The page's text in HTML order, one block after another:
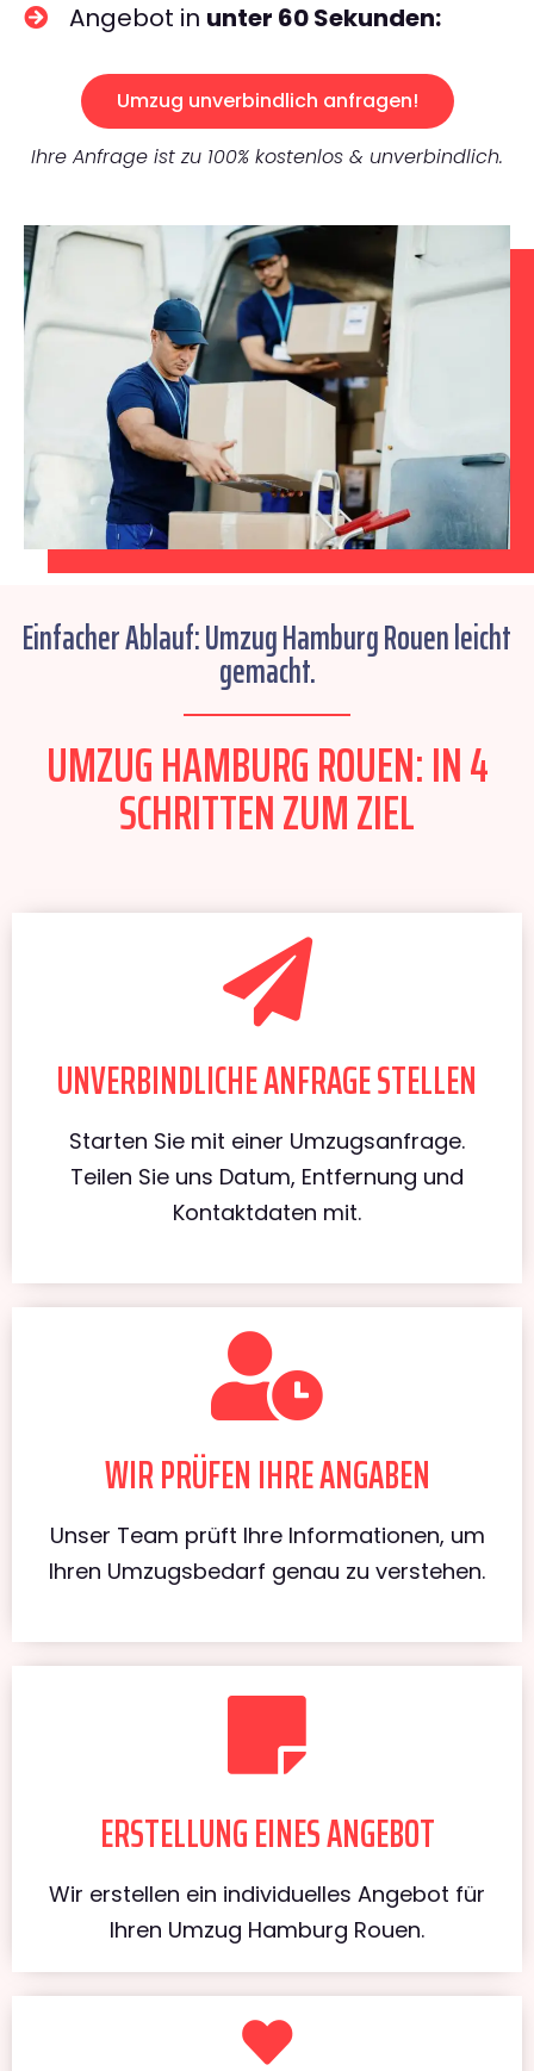
Angebot in unter 60 Sekunden:
Umzug unverbindlich anfragen!
Ihre Anfrage ist zu 100% kostenlos & unverbindlich.
Einfacher Ablauf: Umzug Hamburg Rouen leicht
gemacht.
UMZUG HAMBURG ROUEN: IN 4
SCHRITTEN ZUM ZIEL
UNVERBINDLICHE ANFRAGE STELLEN
Starten Sie mit einer Umzugsanfrage.
Teilen Sie uns Datum, Entfernung und
Kontaktdaten mit.
WIR PRÜFEN IHRE ANGABEN
Unser Team prüft Ihre Informationen, um
Ihren Umzugsbedarf genau zu verstehen.
ERSTELLUNG EINES ANGEBOT
Wir erstellen ein individuelles Angebot für
Ihren Umzug Hamburg Rouen.